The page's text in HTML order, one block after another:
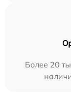
Более 20